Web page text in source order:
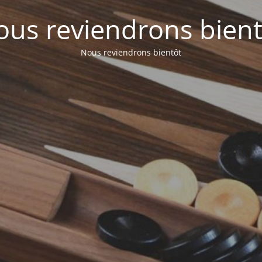
reviendrons
Nous reviendrons bientôt